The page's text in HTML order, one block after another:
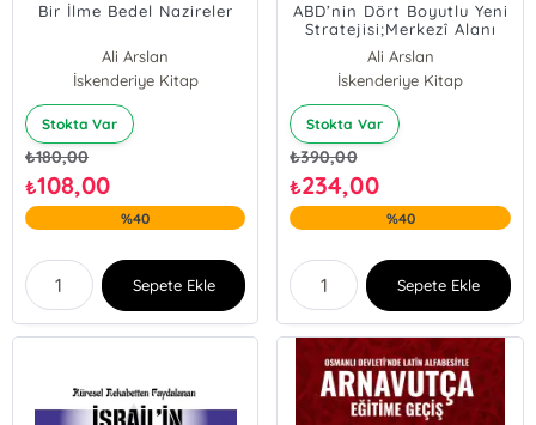
Bir İlme Bedel Nazireler
Ali Arslan
Mehmet Emin Üner
İskenderiye Kitap
Stokta Var
₺180,00
₺108,00
%40
Sepete Ekle
ABD’nin Dört Boyutlu Yeni
Stratejisi;Merkezî Alanı
Tanzim, Kilitmekânları
Kontrol, Muharip
Devletler Oluşturma ve
Çin Halk Cumhuriyeti’ni
Tahrip
Ali Arslan
İskenderiye Kitap
Stokta Var
₺390,00
₺234,00
%40
Sepete Ekle